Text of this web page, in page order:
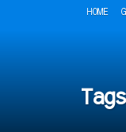
HOME